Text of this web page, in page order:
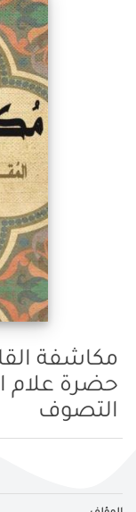
مكاشفة
حضرة علام
التصوف